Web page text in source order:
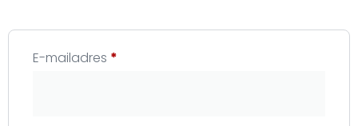
E-mailadres *